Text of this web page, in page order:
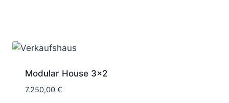
Modular House 3×2
7.250,00 €